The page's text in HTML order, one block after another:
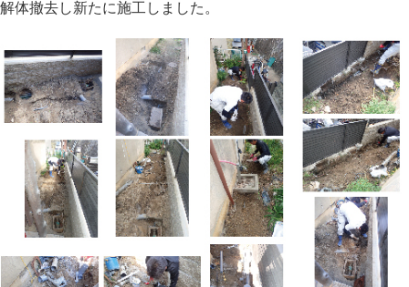
屋
根、
や
っ
と
屋
根
葺
え
で
き
解体撤去し新たに施工しました。